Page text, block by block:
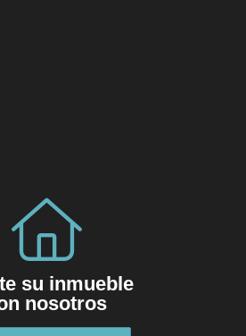
su inmueble
nosotros